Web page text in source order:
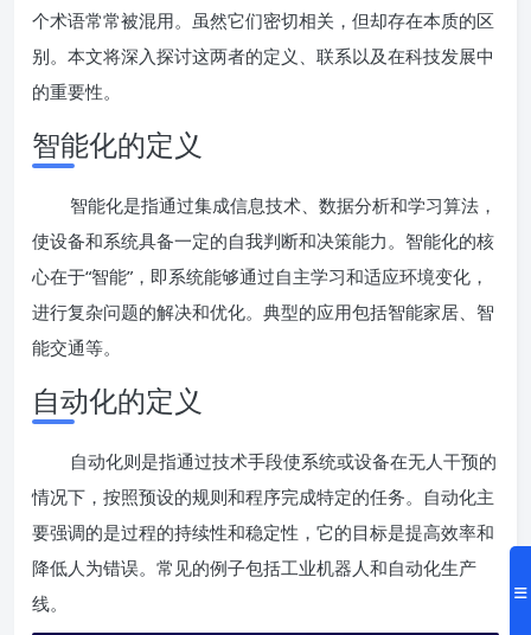
个术语常常被混用。虽然它们密切相关，但却存在本质的区
别。本文将深入探讨这两者的定义、联系以及在科技发展中
的重要性。
智能化的定义
智能化是指通过集成信息技术、数据分析和学习算法，
使设备和系统具备一定的自我判断和决策能力。智能化的核
心在于“智能”，即系统能够通过自主学习和适应环境变化，
进行复杂问题的解决和优化。典型的应用包括智能家居、智
能交通等。
自动化的定义
自动化则是指通过技术手段使系统或设备在无人干预的
情况下，按照预设的规则和程序完成特定的任务。自动化主
要强调的是过程的持续性和稳定性，它的目标是提高效率和
降低人为错误。常见的例子包括工业机器人和自动化生产
线。